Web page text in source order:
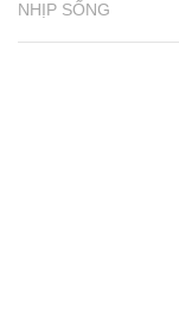
NHỊP SỐNG